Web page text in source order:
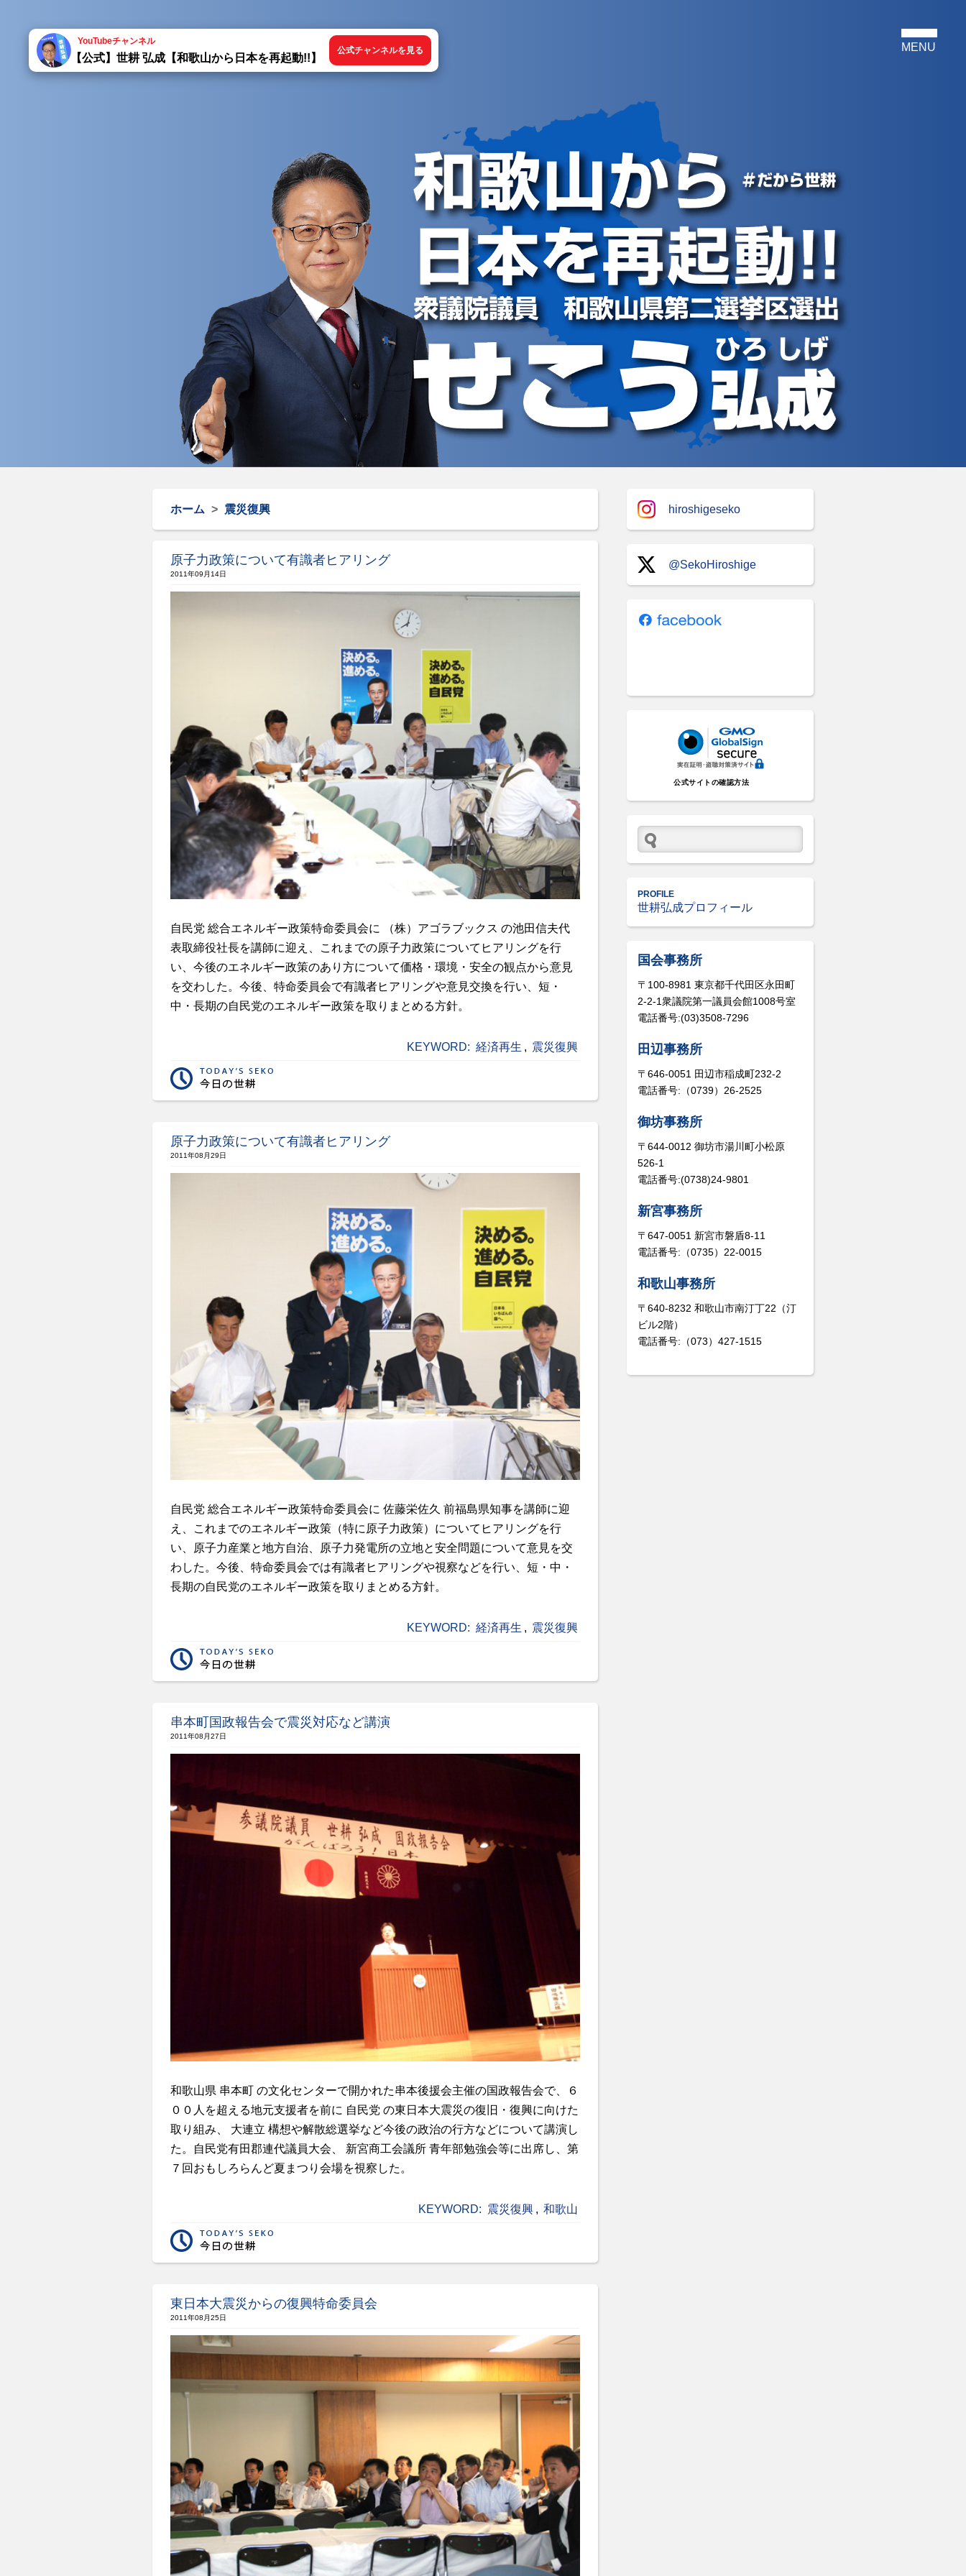
YouTubeチャンネル
【公式】世耕 弘成【和歌山から日本を再起動!!】
公式チャンネルを見る
ホーム > 震災復興
原子力政策について有識者ヒアリング
2011年09月14日
自民党 総合エネルギー政策特命委員会に （株）アゴラブックス の池田信夫代
表取締役社長を講師に迎え、これまでの原子力政策についてヒアリングを行
い、今後のエネルギー政策のあり方について価格・環境・安全の観点から意見
を交わした。今後、特命委員会で有識者ヒアリングや意見交換を行い、短・
中・長期の自民党のエネルギー政策を取りまとめる方針。
KEYWORD: 経済再生 , 震災復興
原子力政策について有識者ヒアリング
2011年08月29日
自民党 総合エネルギー政策特命委員会に 佐藤栄佐久 前福島県知事を講師に迎
え、これまでのエネルギー政策（特に原子力政策）についてヒアリングを行
い、原子力産業と地方自治、原子力発電所の立地と安全問題について意見を交
わした。今後、特命委員会では有識者ヒアリングや視察などを行い、短・中・
長期の自民党のエネルギー政策を取りまとめる方針。
KEYWORD: 経済再生 , 震災復興
串本町国政報告会で震災対応など講演
2011年08月27日
和歌山県 串本町 の文化センターで開かれた串本後援会主催の国政報告会で、６
００人を超える地元支援者を前に 自民党 の東日本大震災の復旧・復興に向けた
取り組み、 大連立 構想や解散総選挙など今後の政治の行方などについて講演し
た。自民党有田郡連代議員大会、 新宮商工会議所 青年部勉強会等に出席し、第
７回おもしろらんど夏まつり会場を視察した。
KEYWORD: 震災復興 , 和歌山
東日本大震災からの復興特命委員会
2011年08月25日
hiroshigeseko
@SekoHiroshige
公式サイトの確認方法
PROFILE
世耕弘成プロフィール
国会事務所
〒100-8981 東京都千代田区永田町
2-2-1衆議院第一議員会館1008号室
電話番号:(03)3508-7296
田辺事務所
〒646-0051 田辺市稲成町232-2
電話番号:（0739）26-2525
御坊事務所
〒644-0012 御坊市湯川町小松原
526-1
電話番号:(0738)24-9801
新宮事務所
〒647-0051 新宮市磐盾8-11
電話番号:（0735）22-0015
和歌山事務所
〒640-8232 和歌山市南汀丁22（汀
ビル2階）
電話番号:（073）427-1515